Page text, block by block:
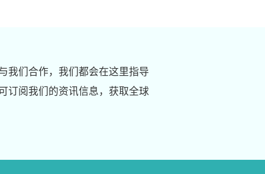
我们合作，我们都会在这里指导
订阅我们的资讯信息，获取全球